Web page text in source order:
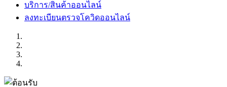
บริการ/สินค้าออนไลน์
ลงทะเบียนตรวจโควิดออนไลน์